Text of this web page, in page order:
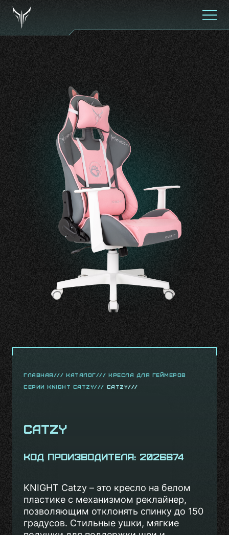
главная/// Каталог/// Кресла для геймеров
серии Knight Catzy/// Catzy///
Catzy
Код производителя: 2026674
KNIGHT Catzy – это кресло на белом
пластике с механизмом реклайнер,
позволяющим отклонять спинку до 150
градусов. Стильные ушки, мягкие